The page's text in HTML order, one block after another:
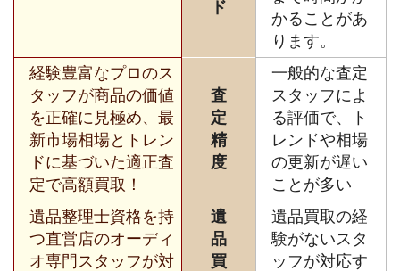
ド
かることがあ
ります。
経験豊富なプロのス
タッフが商品の価値
を正確に見極め、最
新市場相場とトレン
ドに基づいた適正査
定で高額買取！
査
定
精
度
一般的な査定
スタッフによ
る評価で、ト
レンドや相場
の更新が遅い
ことが多い
遺品整理士資格を持
つ直営店のオーディ
オ専門スタッフが対
遺
品
買
遺品買取の経
験がないスタ
ッフが対応す